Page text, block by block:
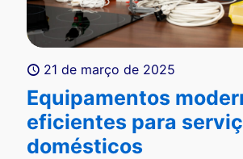
21 de março de 2025
Equipamentos
eficientes para
domésticos